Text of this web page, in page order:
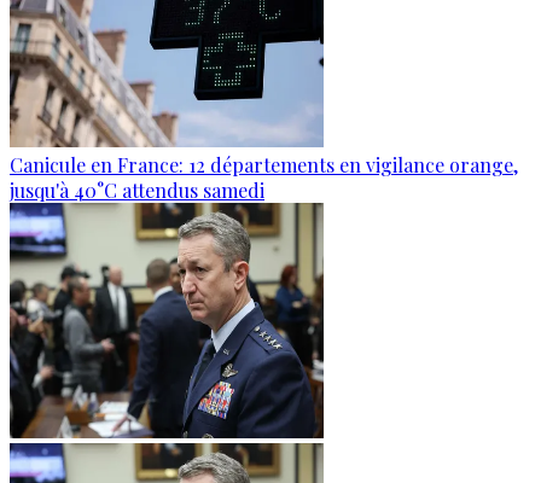
Canicule en France: 12 départements en vigilance orange,
jusqu'à 40°C attendus samedi